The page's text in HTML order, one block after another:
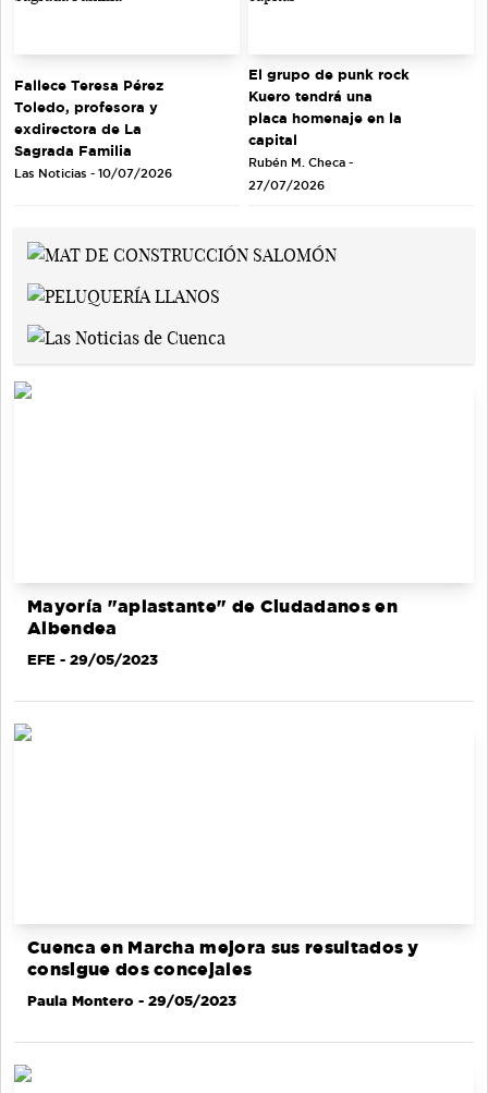
Fallece Teresa Pérez
Toledo, profesora y
exdirectora de La
Sagrada Familia
Las Noticias - 10/07/2026
El grupo de punk rock
Kuero tendrá una
placa homenaje en la
capital
Rubén M. Checa -
27/07/2026
Mayoría "aplastante" de Ciudadanos en
Albendea
EFE - 29/05/2023
Cuenca en Marcha mejora sus resultados y
consigue dos concejales
Paula Montero - 29/05/2023